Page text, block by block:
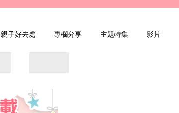
親子好去處 專欄分享 主題特集 影片